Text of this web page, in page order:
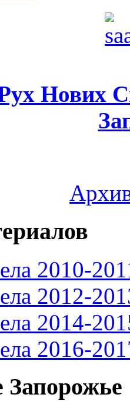
Нових
2010-
2012-
2014-
2016-